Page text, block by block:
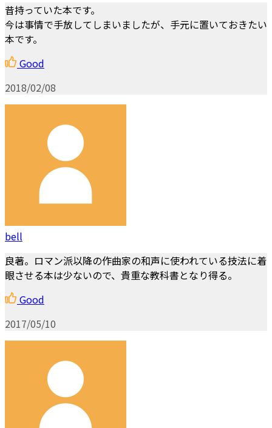
昔持っていた本です。
今は事情で手放してしまいましたが、手元に置いておきたい
本です。
Good
2018/02/08
bell
良著。ロマン派以降の作曲家の和声に使われている技法に着
眼させる本は少ないので、貴重な教科書となり得る。
Good
2017/05/10